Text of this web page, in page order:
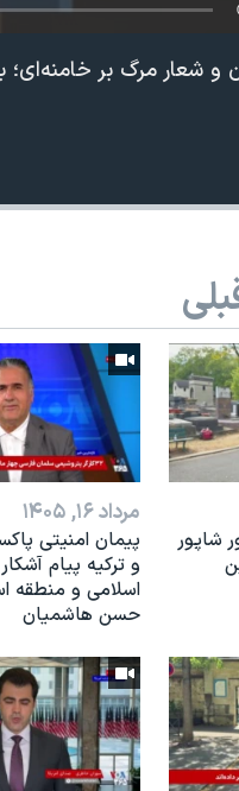
مرگ بر خامنه‌ای؛
شاپور
مرداد ۱۶, ۱۴۰۵
پیمان امنیتی
و ترکیه پیام
اسلامی و منطقه
حسن هاشمیان